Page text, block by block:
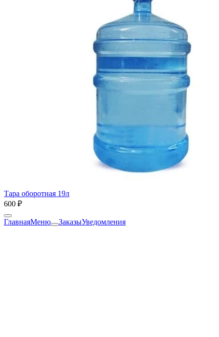
Тара оборотная 19л
600 ₽
ГлавнаяМеню ЗаказыУведомления